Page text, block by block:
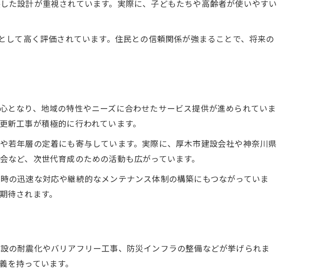
業の実績とネットワーク
地域評価に直結する理由
実績とその信頼性
の実力派企業とは
がもたらす地域貢献
設計が重視されています。実際に、子どもたちや高齢者が使いやすい
て高く評価されています。住民との信頼関係が強まることで、将来の
なり、地域の特性やニーズに合わせたサービス提供が進められていま
工事が積極的に行われています。
年層の定着にも寄与しています。実際に、厚木市建設会社や神奈川県
ど、次世代育成のための活動も広がっています。
迅速な対応や継続的なメンテナンス体制の構築にもつながっていま
されます。
耐震化やバリアフリー工事、防災インフラの整備などが挙げられま
持っています。